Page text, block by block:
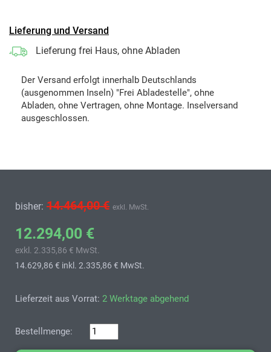
Lieferung und Versand
Lieferung frei Haus, ohne Abladen
Der Versand erfolgt innerhalb Deutschlands
(ausgenommen Inseln) "Frei Abladestelle", ohne
Abladen, ohne Vertragen, ohne Montage. Inselversand
ausgeschlossen.
bisher: 14.464,00 € exkl. MwSt.
12.294,00 €
exkl. 2.335,86 € MwSt.
14.629,86 € inkl. 2.335,86 € MwSt.
Lieferzeit aus Vorrat: 2 Werktage abgehend
Bestellmenge: